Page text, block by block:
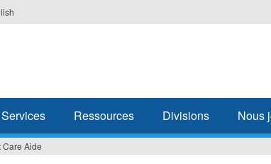
Ressources Divisions Nous
Care Aide